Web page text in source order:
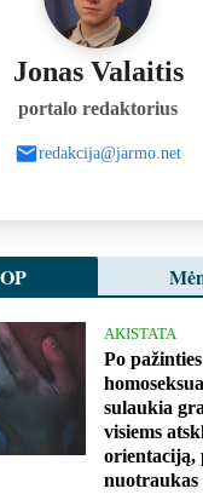
Jonas Valaitis
portalo redaktorius
redakcija@jarmo.net
AKISTATA
Po
sulaukia
visiems
orientaciją,
nuotraukas